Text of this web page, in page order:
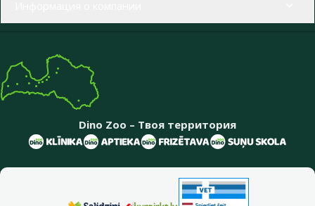
Dino Zoo – Твоя территория